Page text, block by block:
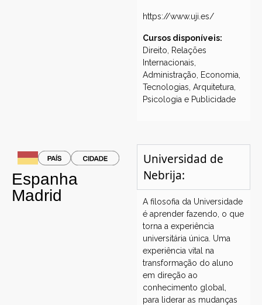
https://www.uji.es/
Cursos disponíveis:
Direito, Relações
Internacionais,
Administração, Economia,
Tecnologias, Arquitetura,
Psicologia e Publicidade
Espanha
Madrid
Universidad de
Nebrija:
A filosofia da Universidade
é aprender fazendo, o que
torna a experiência
universitária única. Uma
experiência vital na
transformação do aluno
em direção ao
conhecimento global,
para liderar as mudanças